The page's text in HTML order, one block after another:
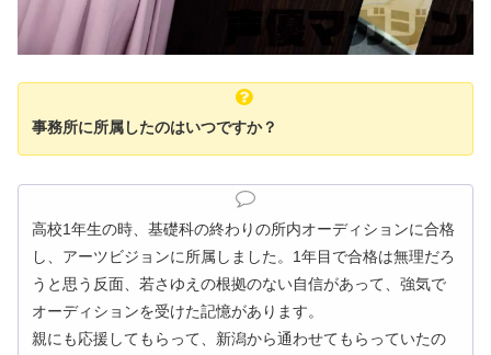
事務所に所属したのはいつですか？
高校1年生の時、基礎科の終わりの所内オーディションに合格
し、アーツビジョンに所属しました。1年目で合格は無理だろ
うと思う反面、若さゆえの根拠のない自信があって、強気で
オーディションを受けた記憶があります。
親にも応援してもらって、新潟から通わせてもらっていたの